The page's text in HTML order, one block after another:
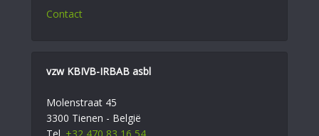
Contact
vzw KBIVB-IRBAB asbl
Molenstraat 45
3300 Tienen - België